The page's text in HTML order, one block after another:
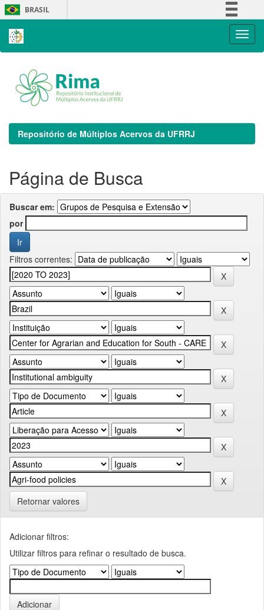
Skip
navigation
BRASIL
Repositório de Múltiplos Acervos da UFRRJ
Página de Busca
Buscar em:
por
Filtros correntes:
Retornar valores
Adicionar filtros:
Utilizar filtros para refinar o resultado de busca.